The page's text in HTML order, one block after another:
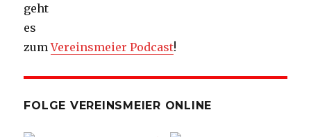
geht
es
zumVereinsmeier Podcast!
FOLGE VEREINSMEIER ONLINE